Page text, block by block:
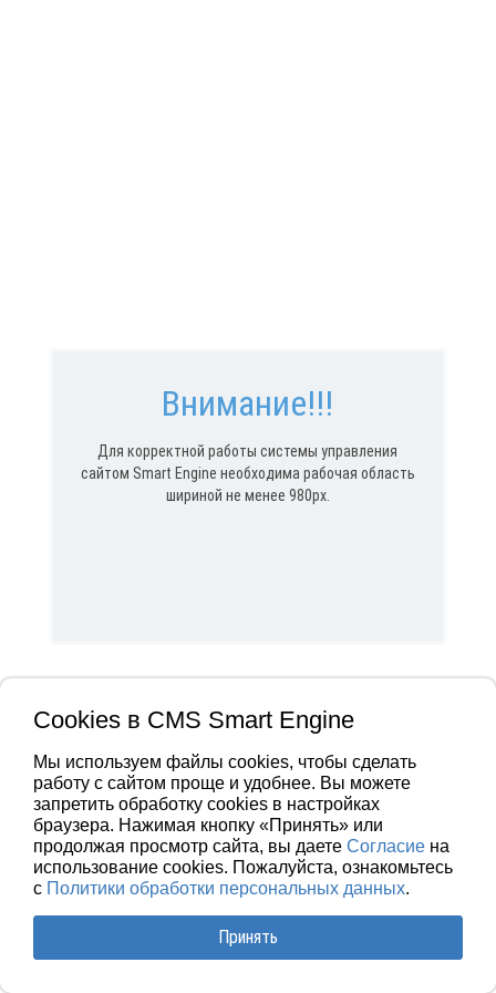
Внимание!!!
Для корректной работы системы управления
сайтом Smart Engine необходима рабочая область
шириной не менее 980px.
Cookies в CMS Smart Engine
Мы используем файлы cookies, чтобы сделать
работу с сайтом проще и удобнее. Вы можете
запретить обработку сookies в настройках
браузера. Нажимая кнопку «Принять» или
продолжая просмотр сайта, вы даете Согласие на
использование cookies. Пожалуйста, ознакомьтесь
с Политики обработки персональных данных.
Принять